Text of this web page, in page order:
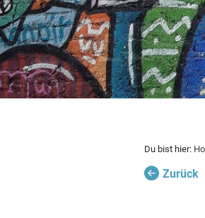
Du bist hier:
Zurück